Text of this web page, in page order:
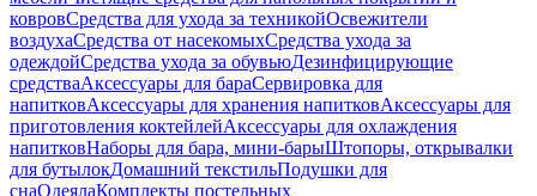
ковровСредства для ухода за техникойОсвежители
воздухаСредства от насекомыхСредства ухода за
одеждойСредства ухода за обувьюДезинфицирующие
средстваАксессуары для бараСервировка для
напитковАксессуары для хранения напитковАксессуары для
приготовления коктейлейАксессуары для охлаждения
напитковНаборы для бара, мини-барыШтопоры, открывалки
для бутылокДомашний текстильПодушки для
снаОдеялаКомплекты постельных